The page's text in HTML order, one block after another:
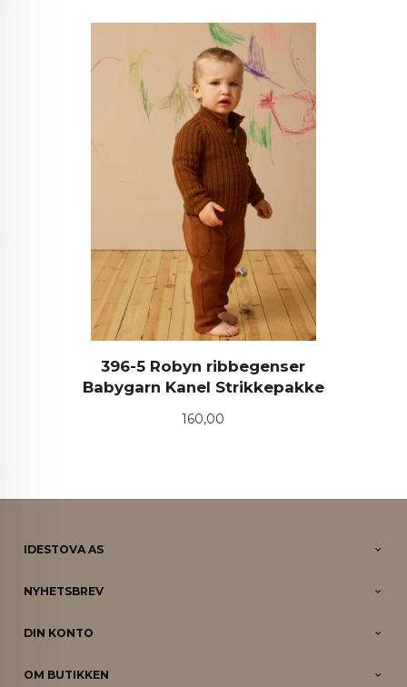
396-5 Robyn ribbegenser
Babygarn Kanel Strikkepakke
Pris
160,00
IDESTOVA AS
NYHETSBREV
DIN KONTO
OM BUTIKKEN